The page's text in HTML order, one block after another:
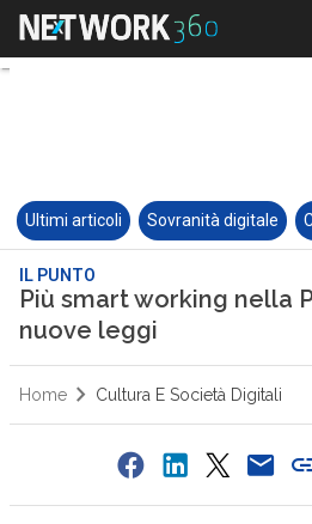
Ultimi articoli Sovranità digitale
IL PUNTO
Più smart working nella
nuove leggi
Home Cultura E Società Digitali